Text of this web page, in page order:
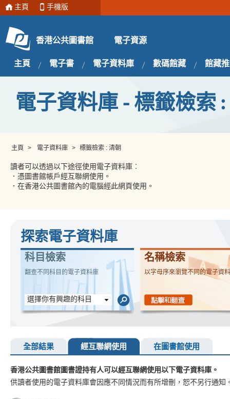
主頁 手機版
香港公共圖書館 電子資源
主頁 電子書 電子資料庫 數碼館藏 館藏
電子資料庫 - 標籤檢索 :
主頁 > 電子資料庫 > 標籤檢索 : 清朝
讀者可以透過以下途徑使用電子資料庫︰
．憑圖書館帳戶經互聯網使用。
．在香港公共圖書館內的電腦經此網頁使用。
探索電子資料庫
科目檢索
翻查不同科目的電子資料庫
選擇你有興趣的科目
名稱檢索
以字母序來瀏覽不同的電子資
全部結果 經互聯網使用 在圖書館使用
香港公共圖書館圖書證持有人可以經互聯網使用以下電子資料庫。
供讀者使用的電子資料庫會因應不同情況而有所增刪，恕不另行通知